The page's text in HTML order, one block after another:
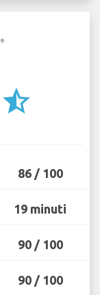
star_half
86 / 100
19 minuti
90 / 100
90 / 100